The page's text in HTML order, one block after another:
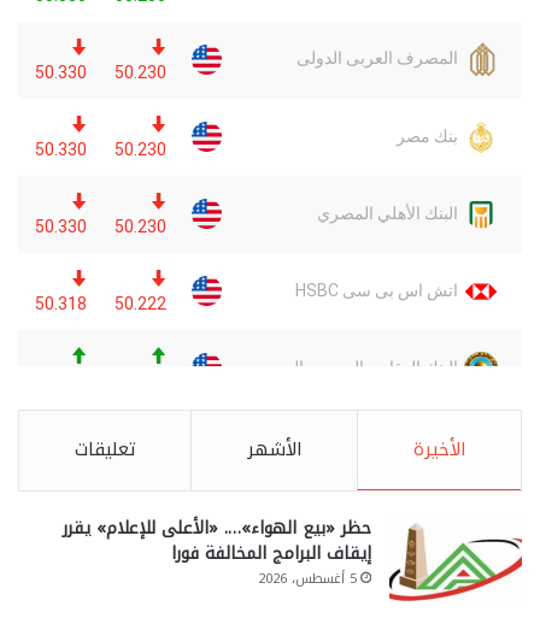
الأخيرة الأشهر تعليقات
حظر «بيع الهواء»…. «الأعلى للإعلام» يقرر
إيقاف البرامج المخالفة فورا
5 أغسطس، 2026